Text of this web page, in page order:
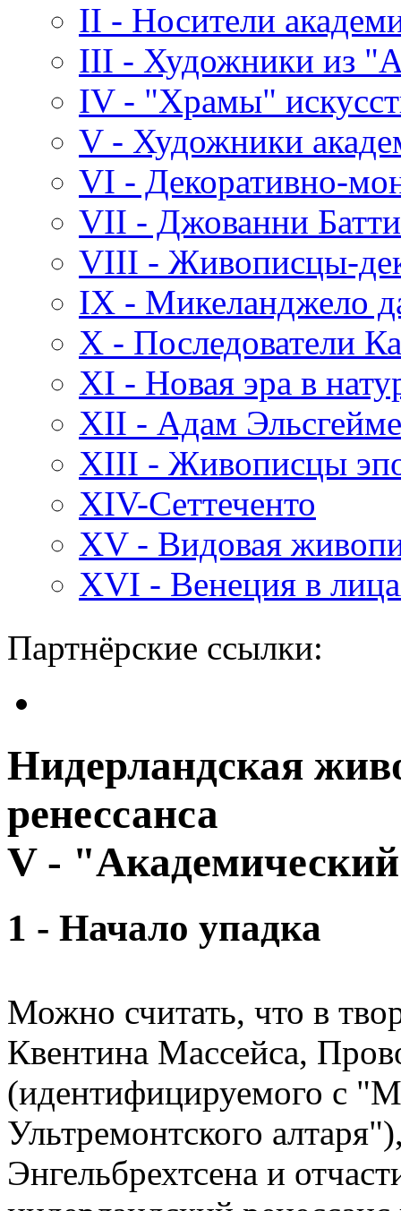
II - Носители
III - Художники из
IV - "Храмы"
V - Художники
VI - Декоративно-
VII - Джованни
VIII - Живописцы-
IX - Микеланджело
X - Последователи
XI - Новая эра в
XII - Адам
XIII - Живописцы
XIV-Сеттеченто
XV - Видовая
XVI - Венеция в
Партнёрские ссылки:
Нидерландская
ренессанса
V -
1 - Начало упадка
Можно считать, что в
Квентина Массейса,
(идентифицируемого с
Ультремонтского
Энгельбрехтсена и